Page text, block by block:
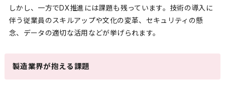
しかし、一方でDX推進には課題も残っています。技術の導入に
伴う従業員のスキルアップや文化の変革、セキュリティの懸
念、データの適切な活用などが挙げられます。
製造業界が抱える課題